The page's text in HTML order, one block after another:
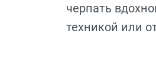
черпать
техникой или